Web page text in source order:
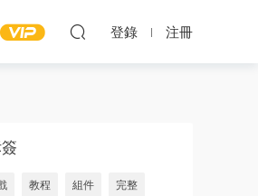
登錄 注冊
教程 組件 完整